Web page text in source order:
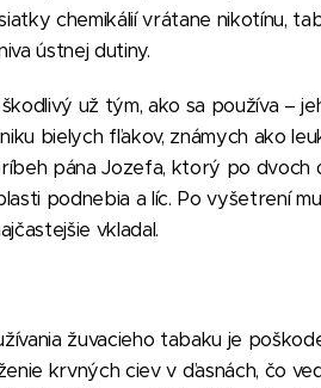
chemikálií vrátane nikotínu,
ústnej dutiny.
už tým, ako sa používa –
bielych fľakov, známych ako
pána Jozefa, ktorý po dvoch
podnebia a líc. Po vyšetrení
vkladal.
žuvacieho tabaku je
krvných ciev v ďasnách, čo